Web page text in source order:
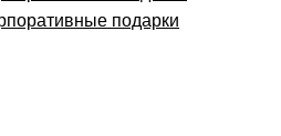
подарки